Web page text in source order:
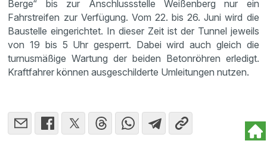
Berge“ bis zur Anschlussstelle Weißenberg nur ein
Fahrstreifen zur Verfügung. Vom 22. bis 26. Juni wird die
Baustelle eingerichtet. In dieser Zeit ist der Tunnel jeweils
von 19 bis 5 Uhr gesperrt. Dabei wird auch gleich die
turnusmäßige Wartung der beiden Betonröhren erledigt.
Kraftfahrer können ausgeschilderte Umleitungen nutzen.